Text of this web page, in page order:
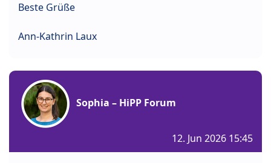
Beste Grüße
Ann-Kathrin Laux
Sophia – HiPP Forum
12. Jun 2026 15:45